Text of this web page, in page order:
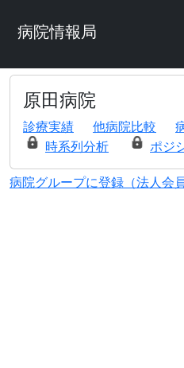
病院情報局
原田病院
診療実績 他病院比較
時系列分析
ポジ
病院グループに登録（法人会